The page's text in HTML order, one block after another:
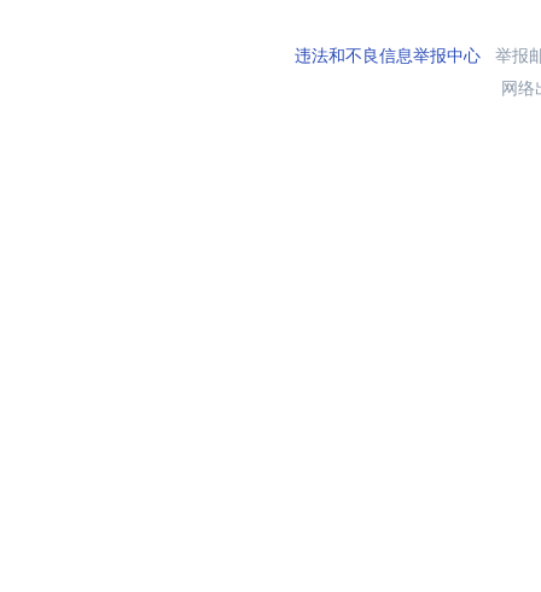
违法和不良信息举报中心举报
网